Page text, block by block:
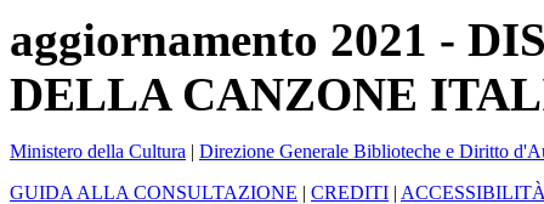
aggiornamento 2021 -
DELLA CANZONE
Ministero della Cultura | Direzione Generale Biblioteche e Diritto
GUIDA ALLA CONSULTAZIONE | CREDITI |